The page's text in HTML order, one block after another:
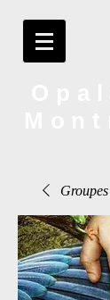
Groupes